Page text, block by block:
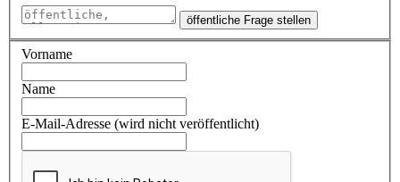
öffentliche Frage stellen
Vorname
Name
E-Mail-Adresse (wird nicht veröffentlicht)